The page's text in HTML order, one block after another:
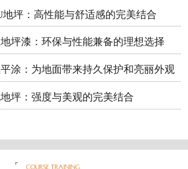
地坪：高性能与舒适感的完美结合
坪漆：环保与性能兼备的理想选择
涂：为地面带来持久保护和亮丽外观
坪：强度与美观的完美结合